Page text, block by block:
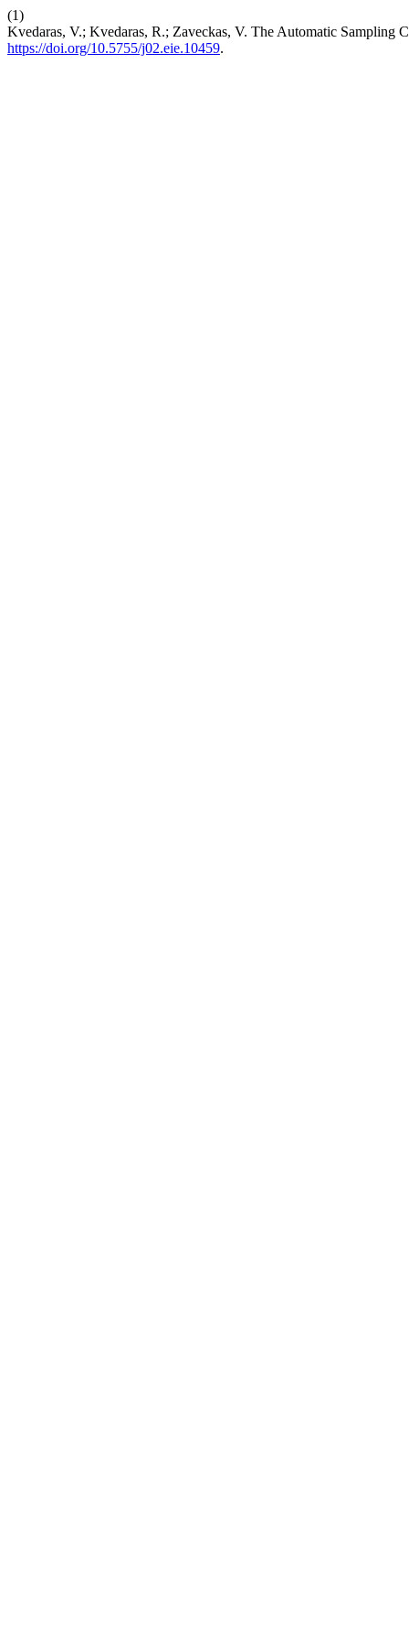
(1)
Kvedaras, V.; Kvedaras, R.; Zaveckas, V. The Automatic Sampling
https://doi.org/10.5755/j02.eie.10459.